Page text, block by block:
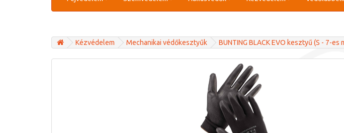
Kézvédelem Mechanikai védőkesztyűk BUNTING BLACK EVO kesztyű (S - 7-es